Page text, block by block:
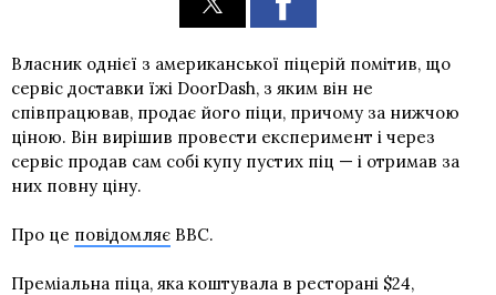
Власник однієї з американської піцерій помітив, що
сервіс доставки їжі DoorDash, з яким він не
співпрацював, продає його піци, причому за нижчою
ціною. Він вирішив провести експеримент і через
сервіс продав сам собі купу пустих піц — і отримав за
них повну ціну.
Про це повідомляє BBC.
Преміальна піца, яка коштувала в ресторані $24,